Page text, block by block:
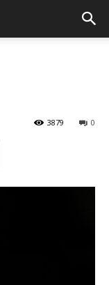
0
3879